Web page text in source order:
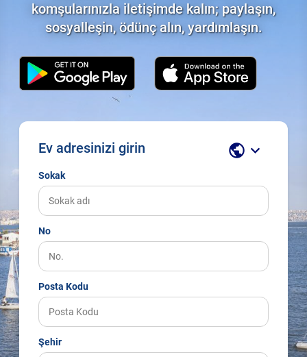
komşularınızla iletişimde kalın; paylaşın,
sosyalleşin, ödünç alın, yardımlaşın.
Ev adresinizi girin public keyboard_arrow_down
Sokak
No
Posta Kodu
Şehir